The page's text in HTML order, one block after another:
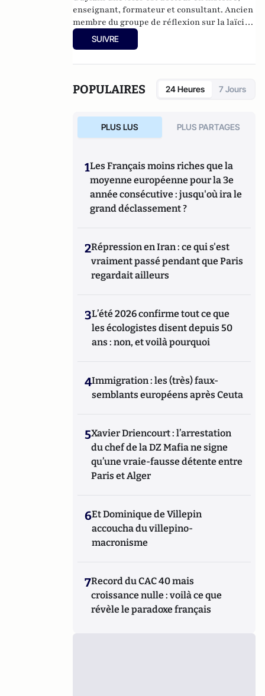
sociétés ouvertes(Editions du Toucan),La
statégie de l'intimidation(Editions de
l'Artilleur) ou bien encore
stratégie de conquête et d'infiltration des
enseignant, formateur et consultant. Ancien
membre du groupe de réflexion sur la laïcité
auprès du Haut conseil à l’intégration.
Dernier ouvrage :
SUIVRE
POPULAIRES 24 Heures 7 Jours
PLUS LUS PLUS PARTAGES
1Les Français moins riches que la
moyenne européenne pour la 3e
année consécutive : jusqu'où ira le
grand déclassement ?
2Répression en Iran : ce qui s'est
vraiment passé pendant que Paris
regardait ailleurs
3L’été 2026 confirme tout ce que
les écologistes disent depuis 50
ans : non, et voilà pourquoi
4Immigration : les (très) faux-
semblants européens après Ceuta
5Xavier Driencourt : l’arrestation
du chef de la DZ Mafia ne signe
qu’une vraie-fausse détente entre
Paris et Alger
6Et Dominique de Villepin
accoucha du villepino-
macronisme
7Record du CAC 40 mais
croissance nulle : voilà ce que
révèle le paradoxe français